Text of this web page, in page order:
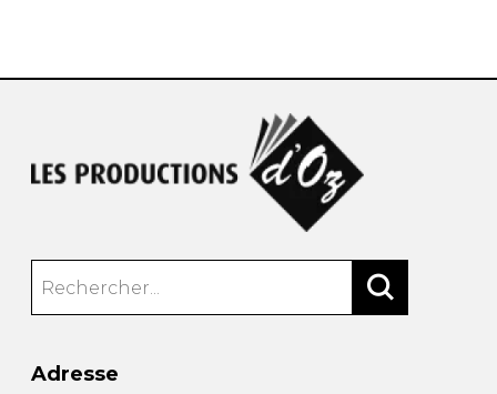
Adresse